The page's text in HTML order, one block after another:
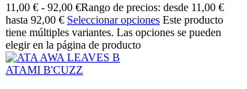
11,00 € - 92,00 €Rango de precios: desde 11,00 €
hasta 92,00 € Seleccionar opciones Este producto
tiene múltiples variantes. Las opciones se pueden
elegir en la página de producto
ATAMI B'CUZZ